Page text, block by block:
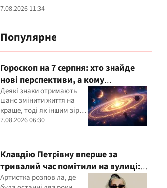
7.08.2026 11:34
Популярне
Гороскоп на 7 серпня: хто знайде
нові перспективи, а кому
доведеться переглянути свої
пріоритети
Деякі знаки отримають
шанс змінити життя на
краще, тоді як іншим зірки
радять не поспішати з
7.08.2026 06:30
Клавдію Петрівну вперше за
тривалий час помітили на вулиці:
співачка розкрила подробиці свого
Артистка розповіла, де